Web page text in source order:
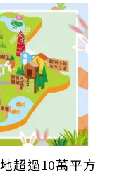
超過10萬平方